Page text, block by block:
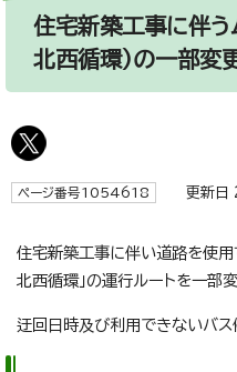
住宅新築工事に伴う
北西循環）の一部変
ページ番号1054618 更新日
住宅新築工事に伴い道路を使用
北西循環」の運行ルートを一部
迂回日時及び利用できないバス